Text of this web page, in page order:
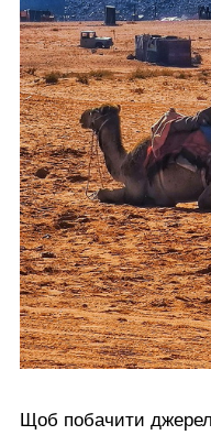
Щоб побачити